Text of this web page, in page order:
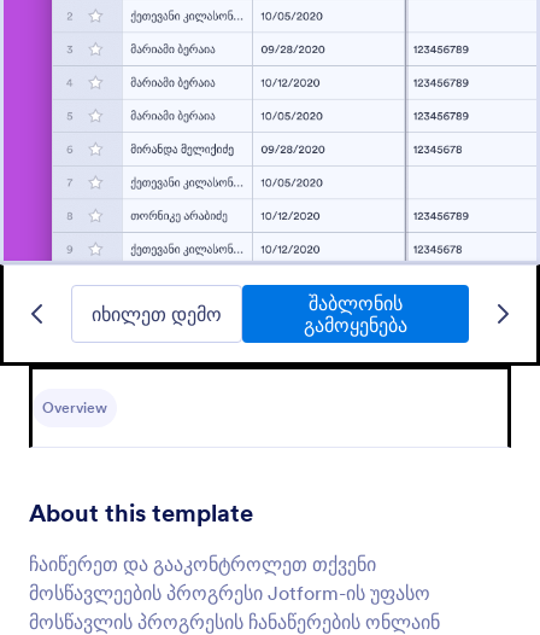
იხილეთ დემო
შაბლონის
გამოყენება
Overview
About this template
ჩაიწერეთ და გააკონტროლეთ თქვენი
მოსწავლეების პროგრესი Jotform-ის უფასო
მოსწავლის პროგრესის ჩანაწერების ონლაინ